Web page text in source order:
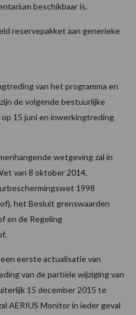
beschikbaar is.
reservepakket aan generieke
van het programma en
de volgende bestuurlijke
15 juni en inwerkingtreding
wetgeving zal in
van 8 oktober 2014,
1998
het Besluit grenswaarden
en de Regeling
eerste actualisatie van
van de partiële wijziging van
15 december 2015 te
AERIUS Monitor in ieder geval